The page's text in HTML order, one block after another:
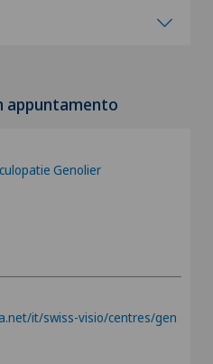
appuntamento
Genolier
it/swiss-visio/centres/gen